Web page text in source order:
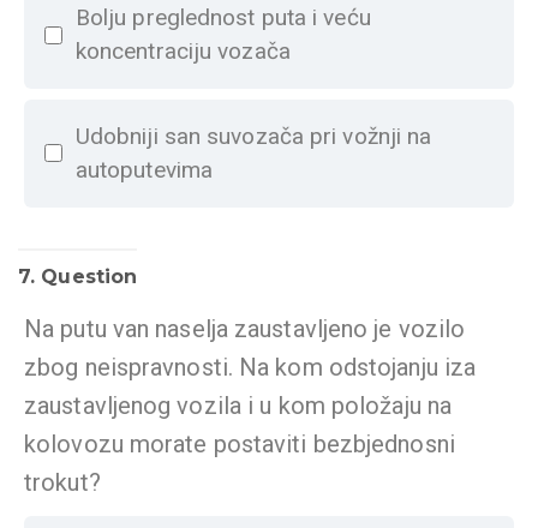
Bolju preglednost puta i veću
koncentraciju vozača
Udobniji san suvozača pri vožnji na
autoputevima
7. Question
Na putu van naselja zaustavljeno je vozilo
zbog neispravnosti. Na kom odstojanju iza
zaustavljenog vozila i u kom položaju na
kolovozu morate postaviti bezbjednosni
trokut?